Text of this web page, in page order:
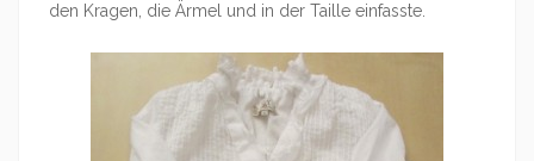
den Kragen, die Ärmel und in der Taille einfasste.